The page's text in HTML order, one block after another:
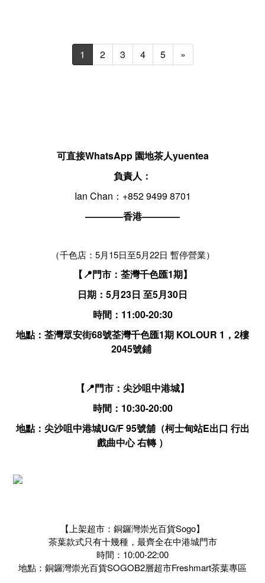
1 2 3 4 5 »
可直接WhatsApp 園地茶人yuentea
負責人：
Ian Chan：+852 9499 8701
————香港————
（千色店：5月15日至5月22日 暫停營業）
【📍門市：荃灣千色匯1期】
日期：5月23日 至5月30日
時間：11:00-20:30
地點：荃灣眾安街68號荃灣千色匯1期 KOLOUR 1，2樓
2045號鋪
【📍門市：尖沙咀中港城】
時間：10:30-20:00
地點：尖沙咀中港城UG/F 95號舖（柯士甸站E出口 行出
戲曲中心 右轉 ）
【上架超市：銅鑼灣崇光百貨Sogo】
茶葉款式只有十幾種，最齊全在中港城門市
時間：10:00-22:00
地點：銅鑼灣崇光百貨SOGOB2層超市Freshmart茶葉專區